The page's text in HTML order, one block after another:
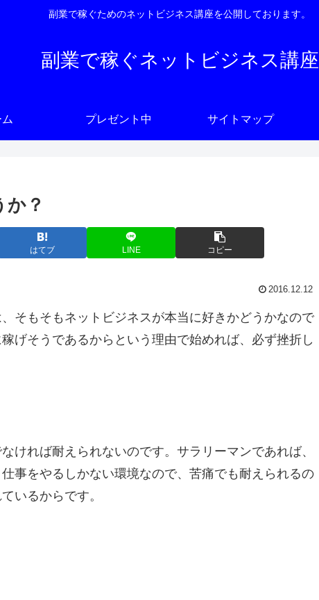
副業で稼ぐためのネットビジネス講座を公開しております。
副業で稼ぐネットビジネス講座
プレゼント中 サイトマップ
？
はてブ LINE コピー
2016.12.12
そもそもネットビジネスが本当に好きかどうかなので
げそうであるからという理由で始めれば、必ず挫折し
ければ耐えられないのです。サラリーマンであれば、
事をやるしかない環境なので、苦痛でも耐えられるの
いるからです。